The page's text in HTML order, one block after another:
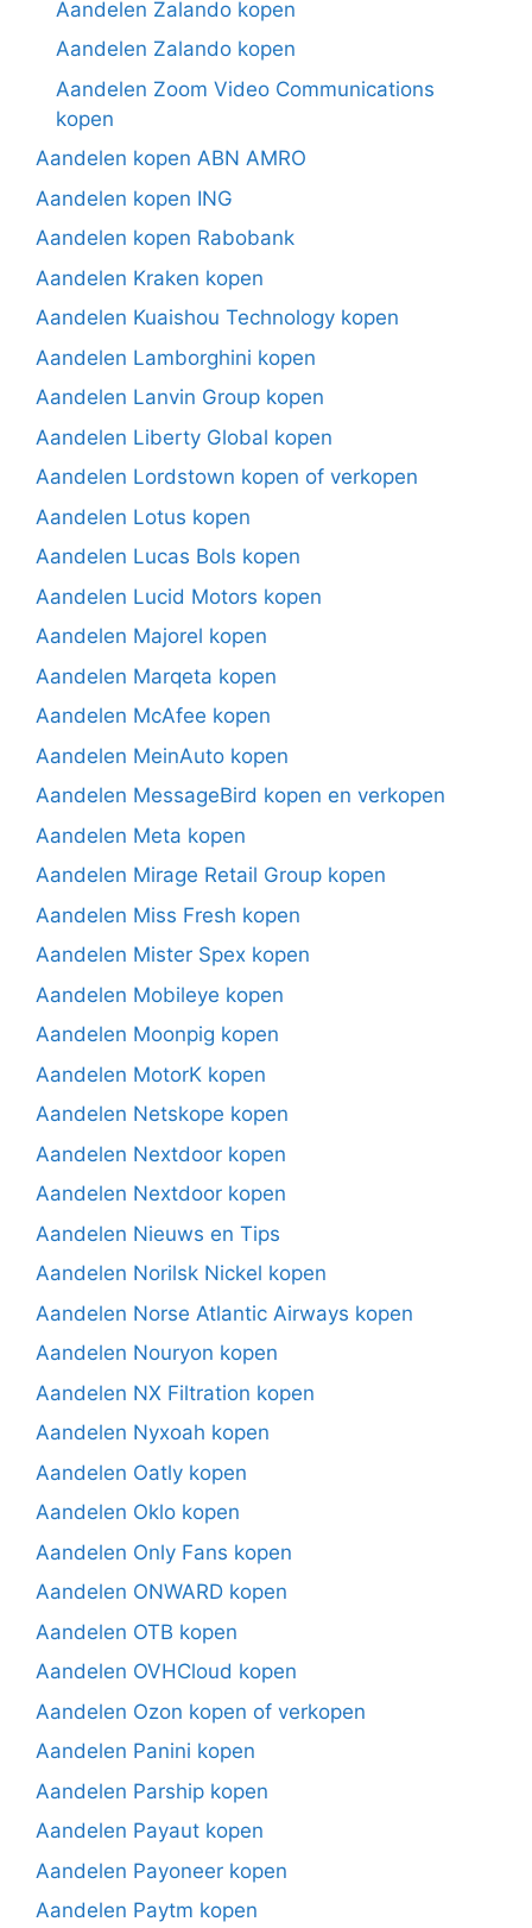
Aandelen Zalando kopen
Aandelen Zalando kopen
Aandelen Zoom Video Communications
kopen
Aandelen kopen ABN AMRO
Aandelen kopen ING
Aandelen kopen Rabobank
Aandelen Kraken kopen
Aandelen Kuaishou Technology kopen
Aandelen Lamborghini kopen
Aandelen Lanvin Group kopen
Aandelen Liberty Global kopen
Aandelen Lordstown kopen of verkopen
Aandelen Lotus kopen
Aandelen Lucas Bols kopen
Aandelen Lucid Motors kopen
Aandelen Majorel kopen
Aandelen Marqeta kopen
Aandelen McAfee kopen
Aandelen MeinAuto kopen
Aandelen MessageBird kopen en verkopen
Aandelen Meta kopen
Aandelen Mirage Retail Group kopen
Aandelen Miss Fresh kopen
Aandelen Mister Spex kopen
Aandelen Mobileye kopen
Aandelen Moonpig kopen
Aandelen MotorK kopen
Aandelen Netskope kopen
Aandelen Nextdoor kopen
Aandelen Nextdoor kopen
Aandelen Nieuws en Tips
Aandelen Norilsk Nickel kopen
Aandelen Norse Atlantic Airways kopen
Aandelen Nouryon kopen
Aandelen NX Filtration kopen
Aandelen Nyxoah kopen
Aandelen Oatly kopen
Aandelen Oklo kopen
Aandelen Only Fans kopen
Aandelen ONWARD kopen
Aandelen OTB kopen
Aandelen OVHCloud kopen
Aandelen Ozon kopen of verkopen
Aandelen Panini kopen
Aandelen Parship kopen
Aandelen Payaut kopen
Aandelen Payoneer kopen
Aandelen Paytm kopen